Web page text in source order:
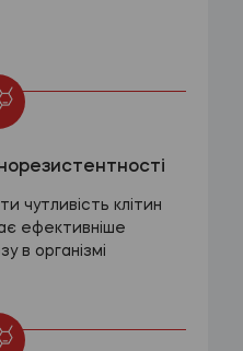
чутливість клітин
ефективніше
в організмі